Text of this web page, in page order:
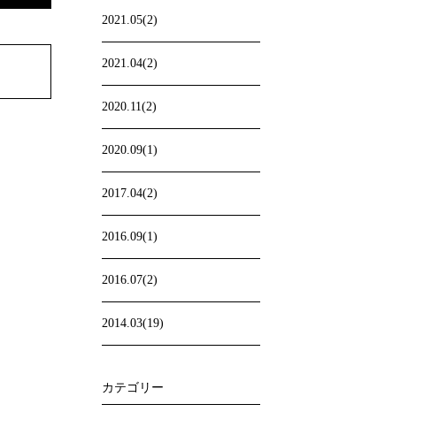
2021.05(2)
2021.04(2)
2020.11(2)
2020.09(1)
2017.04(2)
2016.09(1)
2016.07(2)
2014.03(19)
カテゴリー